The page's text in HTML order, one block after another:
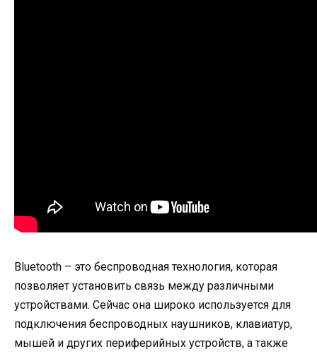
Bluetooth – это беспроводная технология, которая
позволяет установить связь между различными
устройствами. Сейчас она широко используется для
подключения беспроводных наушников, клавиатур,
мышей и других периферийных устройств, а также